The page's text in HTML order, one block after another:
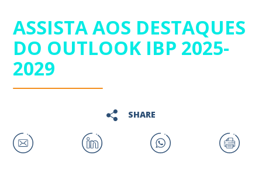
ASSISTA AOS DESTAQUES
DO OUTLOOK IBP 2025-
2029
SHARE